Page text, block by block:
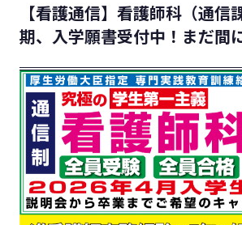
【看護通信】看護師科（通信
期、入学願書受付中！まだ間